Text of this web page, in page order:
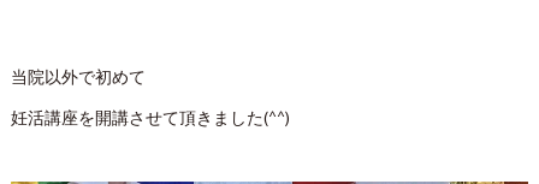
当院以外で初めて
妊活講座を開講させて頂きました(^^)